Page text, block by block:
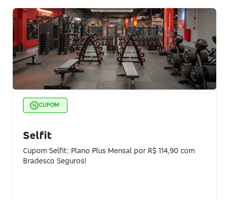
CUPOM
Selfit
Cupom Selfit: Plano Plus Mensal por R$ 114,90 com
Bradesco Seguros!